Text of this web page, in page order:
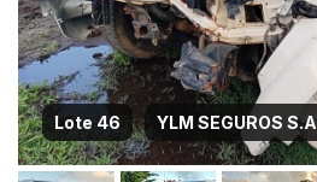
Lote 46 YLM SEGUROS S.A